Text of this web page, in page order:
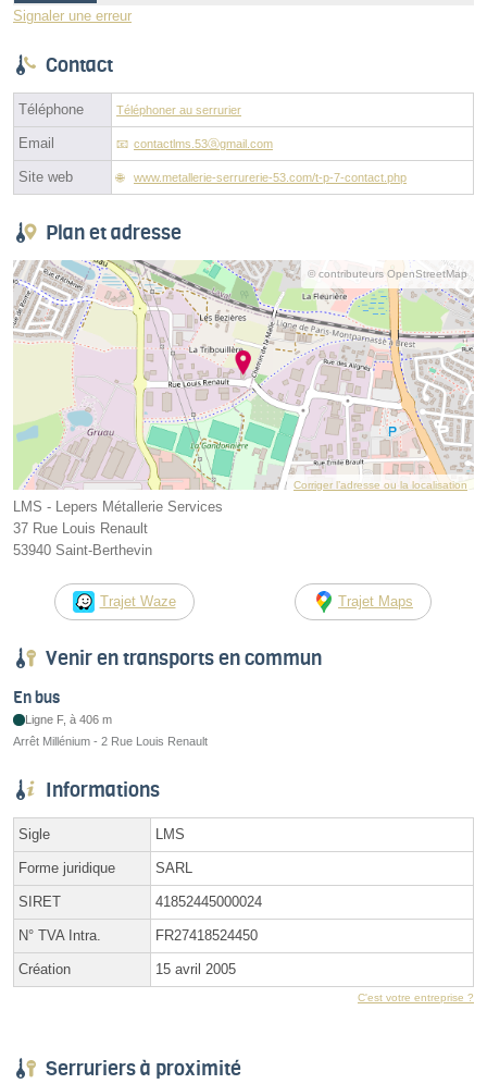
Signaler une erreur
Contact
Téléphone Téléphoner au serrurier
Email contactlms.53ⓐgmail.com
Site web www.metallerie-serrurerie-53.com/t-p-7-contact.php
Plan et adresse
© contributeurs OpenStreetMap
Corriger l’adresse ou la localisation
LMS - Lepers Métallerie Services
37 Rue Louis Renault
53940 Saint-Berthevin
Trajet Waze Trajet Maps
Venir en transports en commun
En bus
Ligne F, à 406 m
Arrêt Millénium - 2 Rue Louis Renault
Informations
Sigle LMS
Forme juridique SARL
SIRET 41852445000024
N° TVA Intra. FR27418524450
Création 15 avril 2005
C'est votre entreprise ?
Serruriers à proximité